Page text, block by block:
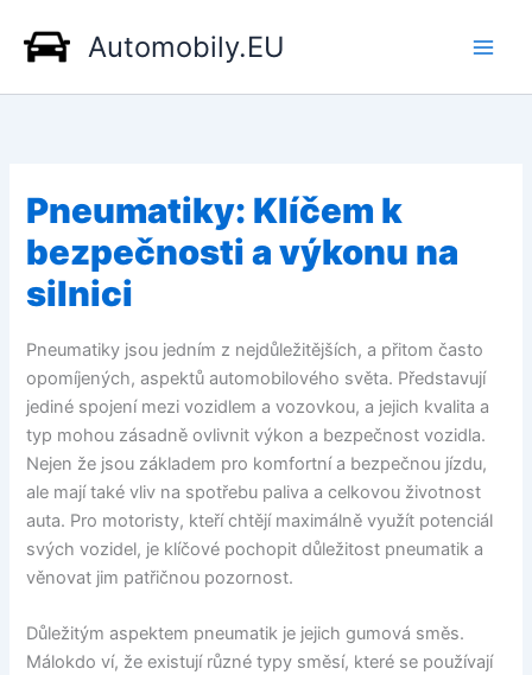
obsah
Automobily.EU
Pneumatiky: Klíčem k
bezpečnosti a výkonu na
silnici
Pneumatiky jsou jedním z nejdůležitějších, a přitom často
opomíjených, aspektů automobilového světa. Představují
jediné spojení mezi vozidlem a vozovkou, a jejich kvalita a
typ mohou zásadně ovlivnit výkon a bezpečnost vozidla.
Nejen že jsou základem pro komfortní a bezpečnou jízdu,
ale mají také vliv na spotřebu paliva a celkovou životnost
auta. Pro motoristy, kteří chtějí maximálně využít potenciál
svých vozidel, je klíčové pochopit důležitost pneumatik a
věnovat jim patřičnou pozornost.
Důležitým aspektem pneumatik je jejich gumová směs.
Málokdo ví, že existují různé typy směsí, které se používají